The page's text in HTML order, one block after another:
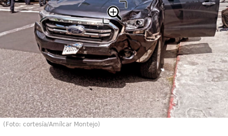
(Foto: cortesía/Amílcar Montejo)